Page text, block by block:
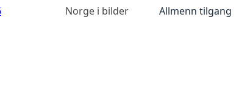
Norge i bilder Allmenn tilgang